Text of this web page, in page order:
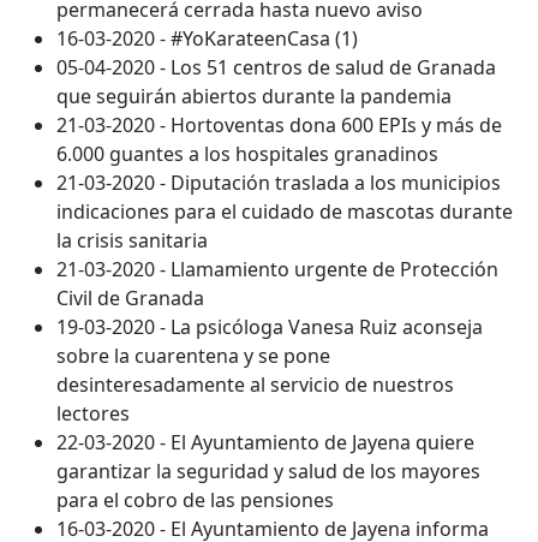
permanecerá cerrada hasta nuevo aviso
16-03-2020 - #YoKarateenCasa (1)
05-04-2020 - Los 51 centros de salud de Granada
que seguirán abiertos durante la pandemia
21-03-2020 - Hortoventas dona 600 EPIs y más de
6.000 guantes a los hospitales granadinos
21-03-2020 - Diputación traslada a los municipios
indicaciones para el cuidado de mascotas durante
la crisis sanitaria
21-03-2020 - Llamamiento urgente de Protección
Civil de Granada
19-03-2020 - La psicóloga Vanesa Ruiz aconseja
sobre la cuarentena y se pone
desinteresadamente al servicio de nuestros
lectores
22-03-2020 - El Ayuntamiento de Jayena quiere
garantizar la seguridad y salud de los mayores
para el cobro de las pensiones
16-03-2020 - El Ayuntamiento de Jayena informa